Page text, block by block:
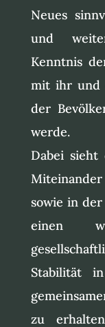
Neues
und
Kenntnis
mit ihr und
der
werde.
Dabei
sowie in
einen
Stabilität
zu